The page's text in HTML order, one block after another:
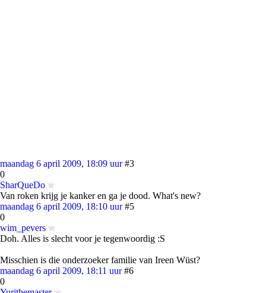
maandag 6 april 2009, 18:09 uur #3
0
SharQueDo
Van roken krijg je kanker en ga je dood. What's new?
maandag 6 april 2009, 18:10 uur #5
0
wim_pevers
Doh. Alles is slecht voor je tegenwoordig :S
Misschien is die onderzoeker familie van Ireen Wüst?
maandag 6 april 2009, 18:11 uur #6
0